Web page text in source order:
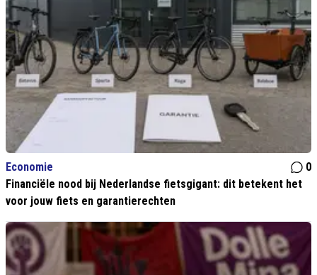
Economie
0
Financiële nood bij Nederlandse fietsgigant: dit betekent het
voor jouw fiets en garantierechten